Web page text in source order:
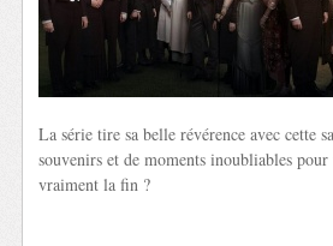
La série tire sa belle révérence avec cette
souvenirs et de moments inoubliables
vraiment la fin ?